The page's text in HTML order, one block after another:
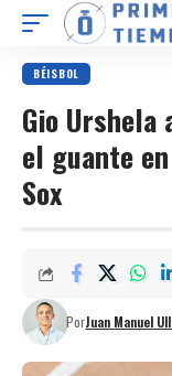
BÉISBOL
Gio Urshela
el guante
Sox
PorJuan Manuel